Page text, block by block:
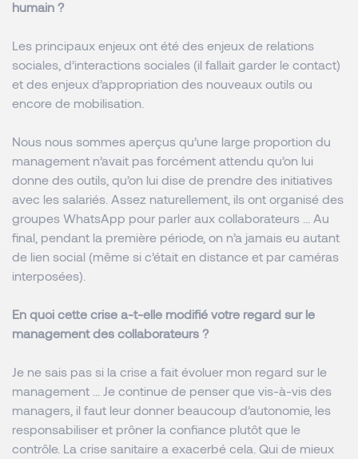
humain ?
Les principaux enjeux ont été des enjeux de relations
sociales, d’interactions sociales (il fallait garder le contact)
et des enjeux d’appropriation des nouveaux outils ou
encore de mobilisation.
Nous nous sommes aperçus qu’une large proportion du
management n’avait pas forcément attendu qu’on lui
donne des outils, qu’on lui dise de prendre des initiatives
avec les salariés. Assez naturellement, ils ont organisé des
groupes WhatsApp pour parler aux collaborateurs … Au
final, pendant la première période, on n’a jamais eu autant
de lien social (même si c’était en distance et par caméras
interposées).
En quoi cette crise a-t-elle modifié votre regard sur le
management des collaborateurs ?
Je ne sais pas si la crise a fait évoluer mon regard sur le
management … Je continue de penser que vis-à-vis des
managers, il faut leur donner beaucoup d’autonomie, les
responsabiliser et prôner la confiance plutôt que le
contrôle. La crise sanitaire a exacerbé cela. Qui de mieux